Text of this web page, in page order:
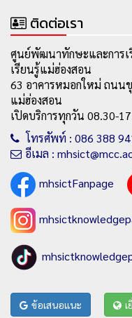
ติดต่อเรา
ศูนย์พัฒนาทักษะและการเ
เรียนรู้แม่ฮ่องสอน
63 อาคารหมอกใหม่ ถนน
แม่ฮ่องสอน
เปิดบริการทุกวัน 08.30-
โทรศัพท์ : 086 388
อีเมล :
mhsictFanpage
ข้อเสนอแนะ